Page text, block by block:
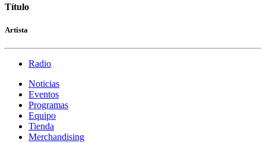
Título
Artista
Radio
Noticias
Eventos
Programas
Equipo
Tienda
Merchandising